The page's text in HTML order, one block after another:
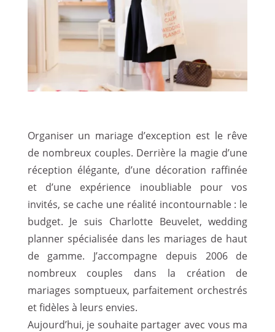
Organiser un mariage d’exception est le rêve
de nombreux couples. Derrière la magie d’une
réception élégante, d’une décoration raffinée
et d’une expérience inoubliable pour vos
invités, se cache une réalité incontournable : le
budget. Je suis Charlotte Beuvelet, wedding
planner spécialisée dans les mariages de haut
de gamme. J’accompagne depuis 2006 de
nombreux couples dans la création de
mariages somptueux, parfaitement orchestrés
et fidèles à leurs envies.
Aujourd’hui, je souhaite partager avec vous ma